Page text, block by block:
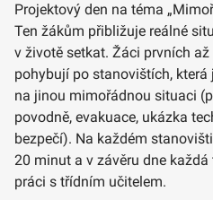
Projektový den na téma
Ten žákům přibližuje reálné
v životě setkat. Žáci prvních
pohybují po stanovištích, která
na jinou mimořádnou situaci
povodně, evakuace, ukázka
bezpečí). Na každém
20 minut a v závěru dne
práci s třídním učitelem.